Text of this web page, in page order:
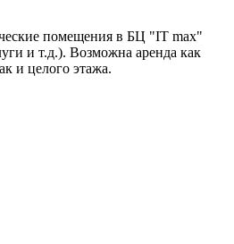
помещения в БЦ "IT max"
и т.д.). Возможна аренда как
и целого этажа.